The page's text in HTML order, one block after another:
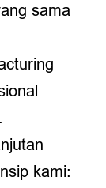
sama
kami: